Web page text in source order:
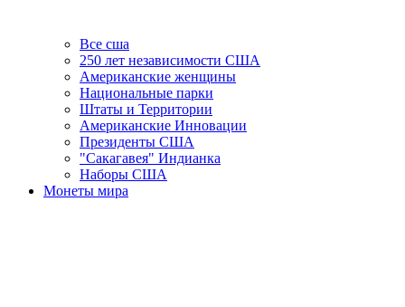
Все сша
250 лет независимости США
Американские женщины
Национальные парки
Штаты и Территории
Американские Инновации
Президенты США
"Сакагавея" Индианка
Наборы США
Монеты мира